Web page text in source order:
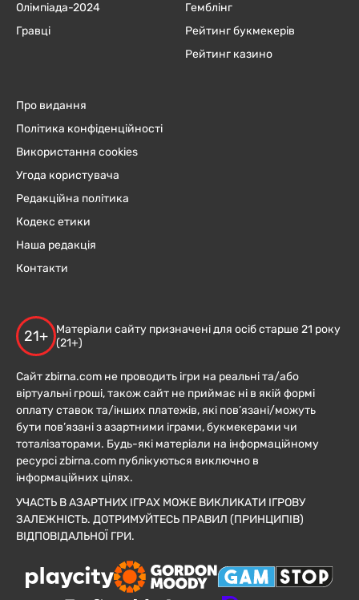
Олімпіада-2024
Гравці
Гемблінг
Рейтинг букмекерів
Рейтинг казино
Про видання
Політика конфіденційності
Використання cookies
Угода користувача
Редакційна політика
Кодекс етики
Наша редакція
Контакти
21+
Матеріали сайту призначені для осіб старше 21 року
(21+)
Сайт zbirna.com не проводить ігри на реальні та/або
віртуальні гроші, також сайт не приймає ні в якій формі
оплату ставок та/інших платежів, які пов’язані/можуть
бути пов’язані з азартними іграми, букмекерами чи
тоталізаторами. Будь-які матеріали на інформаційному
ресурсі zbirna.com публікуються виключно в
інформаційних цілях.
УЧАСТЬ В АЗАРТНИХ ІГРАХ МОЖЕ ВИКЛИКАТИ ІГРОВУ
ЗАЛЕЖНІСТЬ. ДОТРИМУЙТЕСЬ ПРАВИЛ (ПРИНЦИПІВ)
ВІДПОВІДАЛЬНОЇ ГРИ.